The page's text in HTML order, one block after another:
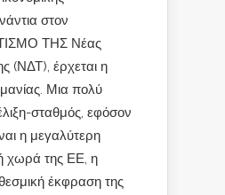
στον
ΤΗΣ Νέας
(ΝΔΤ), έρχεται η
Μια πολύ
σταθμός, εφόσον
η μεγαλύτερη
χωρά της ΕΕ, η
έκφραση της